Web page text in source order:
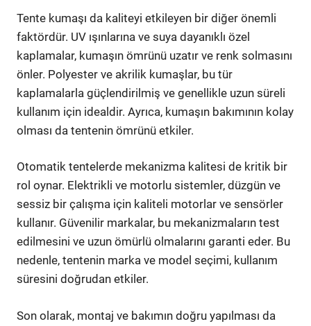
Tente kumaşı da kaliteyi etkileyen bir diğer önemli
faktördür. UV ışınlarına ve suya dayanıklı özel
kaplamalar, kumaşın ömrünü uzatır ve renk solmasını
önler. Polyester ve akrilik kumaşlar, bu tür
kaplamalarla güçlendirilmiş ve genellikle uzun süreli
kullanım için idealdir. Ayrıca, kumaşın bakımının kolay
olması da tentenin ömrünü etkiler.
Otomatik tentelerde mekanizma kalitesi de kritik bir
rol oynar. Elektrikli ve motorlu sistemler, düzgün ve
sessiz bir çalışma için kaliteli motorlar ve sensörler
kullanır. Güvenilir markalar, bu mekanizmaların test
edilmesini ve uzun ömürlü olmalarını garanti eder. Bu
nedenle, tentenin marka ve model seçimi, kullanım
süresini doğrudan etkiler.
Son olarak, montaj ve bakımın doğru yapılması da